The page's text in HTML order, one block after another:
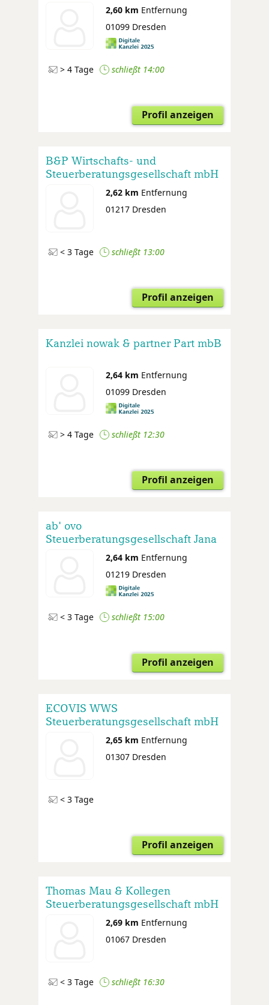
2,60 km Entfernung
01099 Dresden
> 4 Tage schließt 14:00
Profil anzeigen
B&P Wirtschafts- und
Steuerberatungsgesellschaft mbH
2,62 km Entfernung
01217 Dresden
< 3 Tage schließt 13:00
Profil anzeigen
Kanzlei nowak & partner Part mbB
2,64 km Entfernung
01099 Dresden
> 4 Tage schließt 12:30
Profil anzeigen
ab' ovo
Steuerberatungsgesellschaft Jana
Jakob / Anke Wolf Partnerschaft
2,64 km Entfernung
01219 Dresden
< 3 Tage schließt 15:00
Profil anzeigen
ECOVIS WWS
Steuerberatungsgesellschaft mbH
Niederlassung Dresden
2,65 km Entfernung
01307 Dresden
< 3 Tage
Profil anzeigen
Thomas Mau & Kollegen
Steuerberatungsgesellschaft mbH
2,69 km Entfernung
01067 Dresden
< 3 Tage schließt 16:30